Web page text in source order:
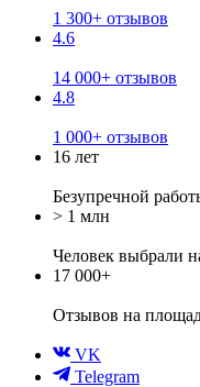
1 300+ отзывов
4.6
14 000+ отзывов
4.8
1 000+ отзывов
16 лет
Безупречной
> 1 млн
Человек выбрали
17 000+
Отзывов на
VK
Telegram